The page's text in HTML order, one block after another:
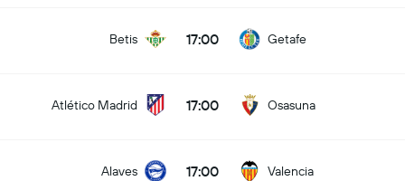
Betis 17:00 Getafe
Atlético Madrid 17:00 Osasuna
Alaves 17:00 Valencia